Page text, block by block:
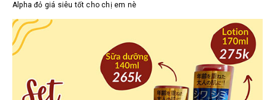
Alpha đỏ giá siêu tốt cho chị em nè